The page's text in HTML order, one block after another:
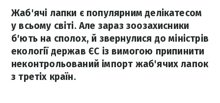
Жаб'ячі лапки є популярним делікатесом
у всьому світі. Але зараз зоозахисники
б'ють на сполох, й звернулися до міністрів
екології держав ЄС із вимогою припинити
неконтрольований імпорт жаб'ячих лапок
з третіх країн.